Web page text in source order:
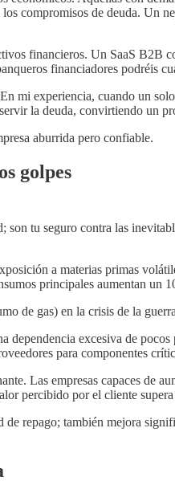
compromisos de deuda. Un
financieros. Un SaaS B2B
financiadores podréis
mi experiencia, cuando un
la deuda, convirtiendo un
aburrida pero confiable.
golpes
tu seguro contra las
a materias primas
principales aumentan un
de gas) en la crisis de la
dependencia excesiva de
para componentes
Las empresas capaces de
percibido por el cliente
repago; también mejora